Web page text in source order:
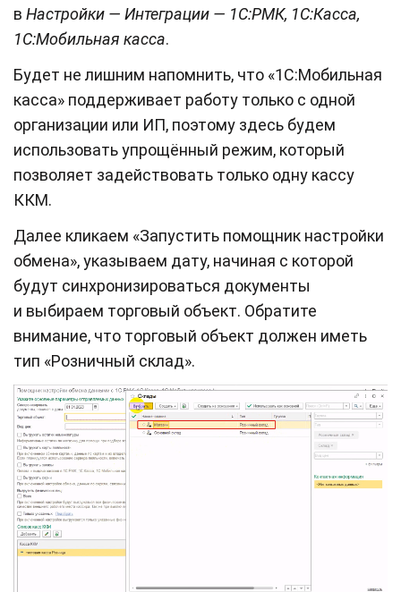
в Настройки — Интеграции — 1С:РМК, 1С:Касса,
1С:Мобильная касса.
Будет не лишним напомнить, что «1С:Мобильная
касса» поддерживает работу только с одной
организации или ИП, поэтому здесь будем
использовать упрощённый режим, который
позволяет задействовать только одну кассу
ККМ.
Далее кликаем «Запустить помощник настройки
обмена», указываем дату, начиная с которой
будут синхронизироваться документы
и выбираем торговый объект. Обратите
внимание, что торговый объект должен иметь
тип «Розничный склад».